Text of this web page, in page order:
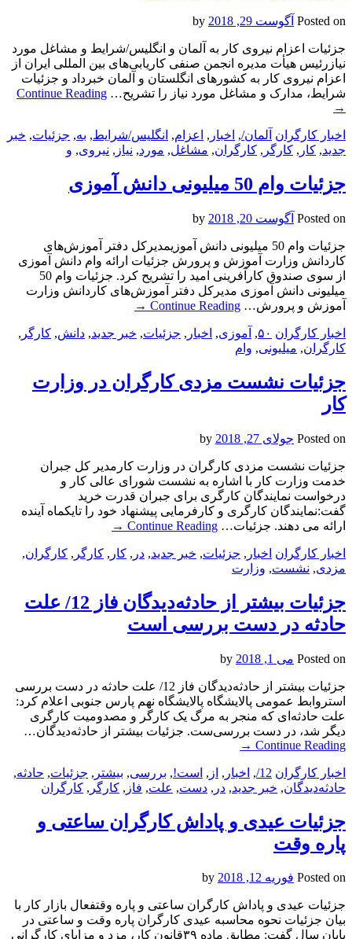
Posted on آگوست 29, 2018
جزئیات اعزام نیروی کار به آلمان و انگلیس/شرایط و مشاغل مورد
نیازرئیس هیأت مدیره انجمن صنفی کاریابی‌های بین المللی ایران از
اعزام نیروی کار به کشورهای انگلستان و آلمان خبرداد و جزئیات
شرایط، مدارک و مشاغل مورد نیاز را تشریح… Continue Reading
→
اخبار کارگران آلمان/, اخبار , اعزام, انگلیس/شرایط, به, جزئیات, خبر
جدید, کار , کارگر , کارگران, مشاغل, مورد, نیاز , نیروی, و
جزئیات وام 50 میلیونی دانش آموزی
Posted on آگوست 20, 2018
جزئیات وام 50 میلیونی دانش آموزیمدیرکل دفتر آموزش‌های
کاردانش وزارت آموزش و پرورش جزئیات ارائه وام دانش آموزی
از سوی صندوق کارآفرینی امید را تشریح کرد. جزئیات وام 50
میلیونی دانش آموزی مدیرکل دفتر آموزش‌های کاردانش وزارت
آموزش و پرورش… Continue Reading
→
اخبار کارگران ۵۰, آموزی, اخبار , جزئیات, خبر جدید, دانش, کارگر ,
کارگران, میلیونی, وام
جزئیات نشست مزدی کارگران در وزارت
کار
Posted on جولای 27, 2018
جزئیات نشست مزدی کارگران در وزارت کارمدیر کل جبران
خدمت وزارت کار با اشاره به نشست شورای عالی کار و
درخواست نمایندگان کارگری برای جبران قدرت خرید
گفت:نمایندگان کارگری و کارفرمایی پیشنهاد خود را تایکماه آینده
ارائه می دهند. جزئیات… Continue Reading
→
اخبار کارگران اخبار , جزئیات, خبر جدید, در , کار , کارگر , کارگران,
مزدی, نشست, وزارت
جزئیات بیشتر از حادثه‌دیدگان فاز 12/ علت
حادثه در دست بررسی است
Posted on می 1, 2018
جزئیات بیشتر از حادثه‌دیدگان فاز 12/ علت حادثه در دست بررسی
استروابط عمومی پالایشگاه پالایشگاه نهم پارس جنوبی اعلام کرد:
علت حادثه‌ای که منجر به مرگ یک کارگر و مصدومیت کارگری
دیگر شد، در دست بررسی‌ست. جزئیات بیشتر از حادثه‌دیدگان…
Continue Reading
→
اخبار کارگران 12/
, اخبار , از , است!, بررسی, بیشتر , جزئیات, حادثه,
حادثه‌دیدگان, خبر جدید, در , دست, علت, فاز , کارگر , کارگران
جزئیات عیدی و پاداش کارگران ساعتی و
پاره‌ وقت
Posted on فوریه 12, 2018
جزئیات عیدی و پاداش کارگران ساعتی و پاره‌ وقتفعال بازار کار با
بیان جزئیات نحوه محاسبه عیدی کارگران پاره وقت و ساعتی در
پایان سال گفت: مطابق ماده ۳۹قانون کار، مزد و مزایای کارگرانی